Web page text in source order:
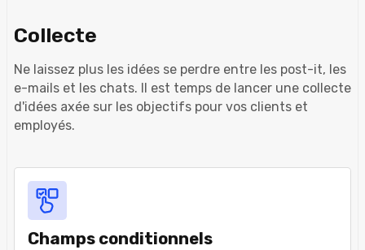
Collecte
Ne laissez plus les idées se perdre entre les post-it, les
e-mails et les chats. Il est temps de lancer une collecte
d'idées axée sur les objectifs pour vos clients et
employés.
Champs conditionnels